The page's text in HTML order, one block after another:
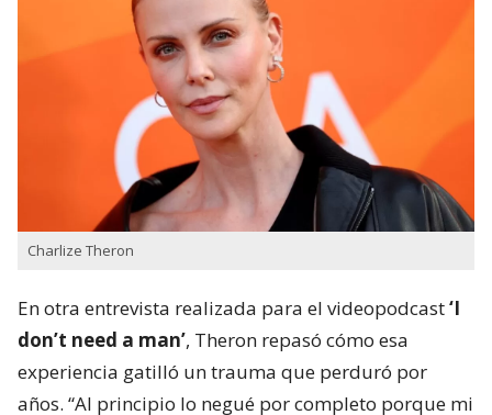
Charlize Theron
En otra entrevista realizada para el videopodcast‘I
don’t need a man’, Theron repasó cómo esa
experiencia gatilló un trauma que perduró por
años. “Al principio lo negué por completo porque mi